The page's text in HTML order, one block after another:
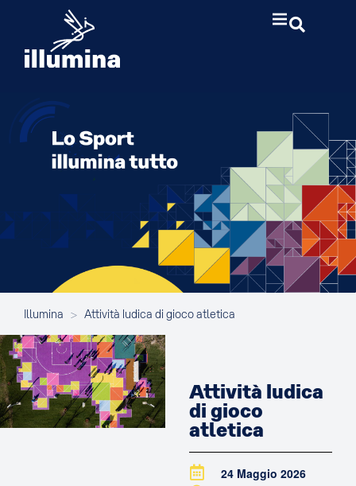
Illumina > Attività ludica di gioco atletica
Attività ludica
di gioco
atletica
24 Maggio 2026